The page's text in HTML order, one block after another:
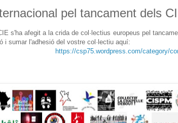
pel tancament dels
s'ha afegit a la crida de col·lectius europeus pel
i sumar l'adhesió del vostre col·lectiu aquí:
https://csp75.wordpress.com/category/